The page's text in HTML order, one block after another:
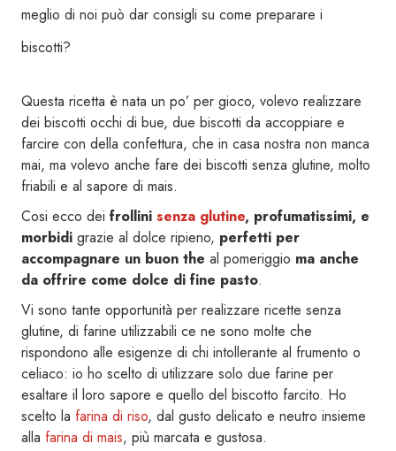
meglio di noi può dar consigli su come preparare i
biscotti?
Questa ricetta è nata un po’ per gioco, volevo realizzare
dei biscotti occhi di bue, due biscotti da accoppiare e
farcire con della confettura, che in casa nostra non manca
mai, ma volevo anche fare dei biscotti senza glutine, molto
friabili e al sapore di mais.
Cosi ecco dei frollini senza glutine, profumatissimi, e
morbidi grazie al dolce ripieno, perfetti per
accompagnare un buon the al pomeriggio ma anche
da offrire come dolce di fine pasto.
Vi sono tante opportunità per realizzare ricette senza
glutine, di farine utilizzabili ce ne sono molte che
rispondono alle esigenze di chi intollerante al frumento o
celiaco: io ho scelto di utilizzare solo due farine per
esaltare il loro sapore e quello del biscotto farcito. Ho
scelto la farina di riso, dal gusto delicato e neutro insieme
alla farina di mais, più marcata e gustosa.